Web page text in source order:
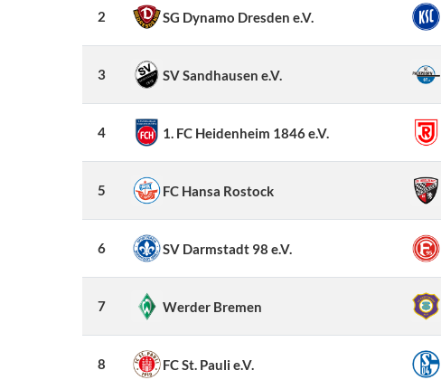
2 SG Dynamo Dresden e.V.
3 SV Sandhausen e.V.
4 1. FC Heidenheim 1846 e.V.
5 FC Hansa Rostock
6 SV Darmstadt 98 e.V.
7 Werder Bremen
8 FC St. Pauli e.V.